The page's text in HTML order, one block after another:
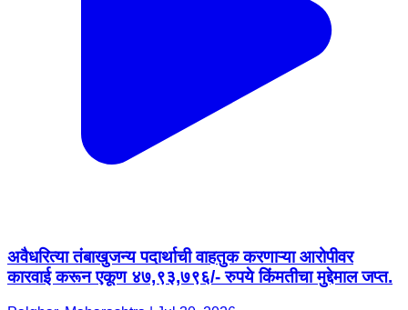
अवैधरित्या तंबाखुजन्य पदार्थाची वाहतुक करणाऱ्या आरोपीवर
कारवाई करून एकूण ४७,९३,७९६/- रुपये किंमतीचा मुद्देमाल जप्त.